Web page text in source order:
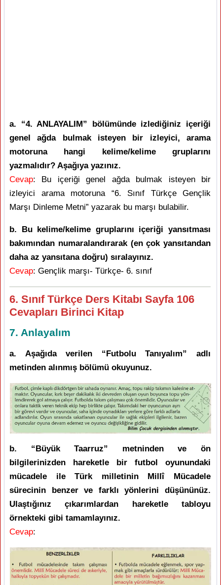
a. “4. ANLAYALIM” bölümünde izlediğiniz içeriği
genel ağda bulmak isteyen bir izleyici, arama
motoruna hangi kelime/kelime gruplarını
yazmalıdır? Aşağıya yazınız.
Cevap: Bu içeriği genel ağda bulmak isteyen bir
izleyici arama motoruna “6. Sınıf Türkçe Gençlik
Marşı Dinleme Metni” yazarak bu marşı bulabilir.
b. Bu kelime/kelime gruplarını içeriği yansıtması
bakımından numaralandırarak (en çok yansıtandan
daha az yansıtana doğru) sıralayınız.
Cevap: Gençlik marşı- Türkçe- 6. sınıf
6. Sınıf Türkçe Ders Kitabı Sayfa 106
Cevapları Birinci Kitap
7. Anlayalım
a. Aşağıda verilen “Futbolu Tanıyalım” adlı
metinden alınmış bölümü okuyunuz.
b. “Büyük Taarruz” metninden ve ön
bilgilerinizden hareketle bir futbol oyunundaki
mücadele ile Türk milletinin Millî Mücadele
sürecinin benzer ve farklı yönlerini düşününüz.
Ulaştığınız çıkarımlardan hareketle tabloyu
örnekteki gibi tamamlayınız.
Cevap: